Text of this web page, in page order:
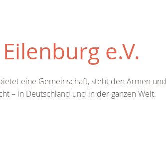
e.V.
eine Gemeinschaft, steht den Armen und
– in Deutschland und in der ganzen Welt.